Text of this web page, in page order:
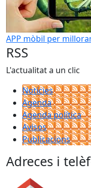
APP mòbil per
RSS
L'actualitat a un clic
Notícies
Agenda
Agenda política
Avisos
Publicacions
Adreces i